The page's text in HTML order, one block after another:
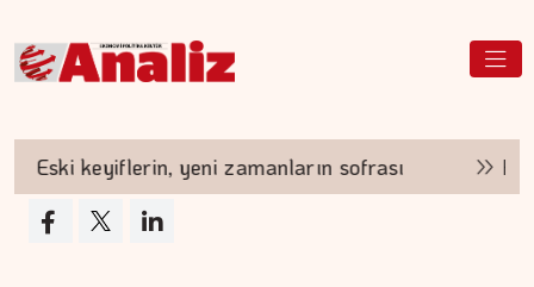
Eski keyiflerin, yeni zamanların sofrası